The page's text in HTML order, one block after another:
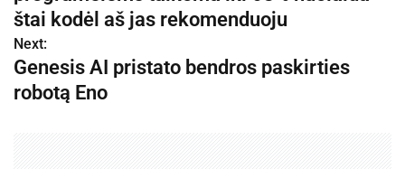
v
i
g
štai kodėl aš jas rekomenduoju
Next:
Genesis AI pristato bendros paskirties
robotą Eno